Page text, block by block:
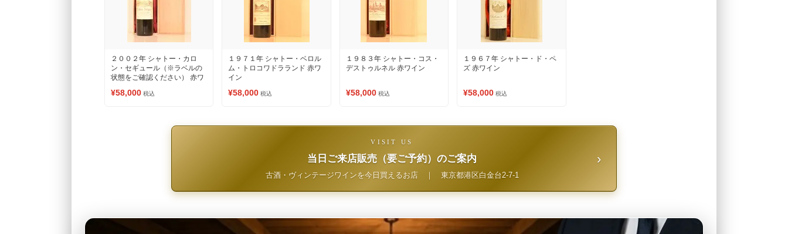
２００２年 シャトー・カロ
ン・セギュール（※ラベルの
状態をご確認ください） 赤ワ
¥58,000 税込
１９７１年 シャトー・ベロル
ム・トロコワドラランド 赤ワ
イン
¥58,000 税込
１９８３年 シャトー・コス・
デストゥルネル 赤ワイン
¥58,000 税込
１９６７年 シャトー・ド・ペ
ズ 赤ワイン
¥58,000 税込
VISIT US
当日ご来店販売（要ご予約）のご案内
古酒・ヴィンテージワインを今日買えるお店｜ 東京都港区白金台2-7-1
›